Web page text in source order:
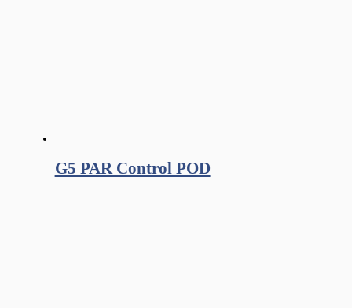
G5 PAR Control POD